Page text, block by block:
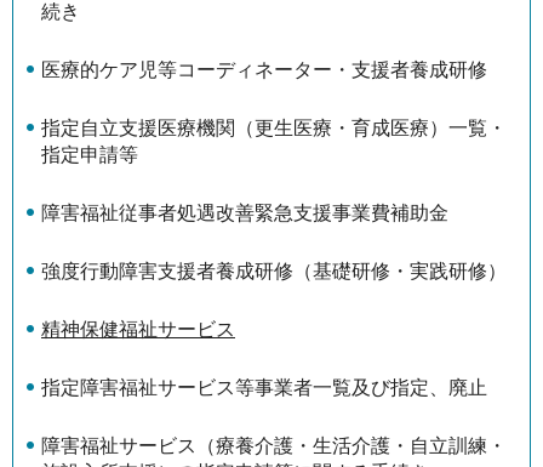
続き
医療的ケア児等コーディネーター・支援者養成研修
指定自立支援医療機関（更生医療・育成医療）一覧・
指定申請等
障害福祉従事者処遇改善緊急支援事業費補助金
強度行動障害支援者養成研修（基礎研修・実践研修）
精神保健福祉サービス
指定障害福祉サービス等事業者一覧及び指定、廃止
障害福祉サービス（療養介護・生活介護・自立訓練・